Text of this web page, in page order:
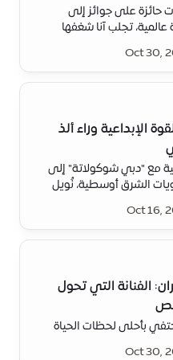
حائزة على جوائز إلى
تجلب آنا شغفها
Oct 30,
الإبداعية وراء ألذ
مع "دبي شوكولاتة" إلى
الشرق أوسطية، نُويل
إلى كل طبق.
Oct 16,
الفنانة التي تحول
بأحلى لحظات الحياة
Oct 30,